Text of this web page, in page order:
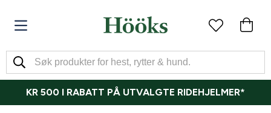
KR 500 I RABATT PÅ UTVALGTE RIDEHJELMER*